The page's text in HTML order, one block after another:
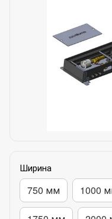
Ширина
750 мм 1000